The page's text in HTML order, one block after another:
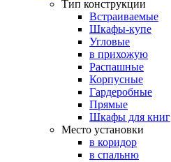
Тип конструкции
Встраиваемые
Шкафы-купе
Угловые
в прихожую
Распашные
Корпусные
Гардеробные
Прямые
Шкафы для книг
Место установки
в коридор
в спальню